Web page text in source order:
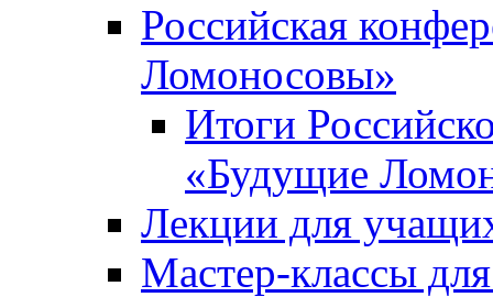
Российская
Ломоносовы»
Итоги
«Будущие
Лекции для
Мастер-классы